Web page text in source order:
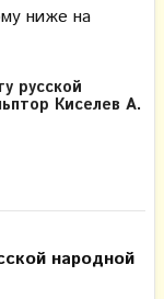
ниже на
русской
Киселев А.
народной